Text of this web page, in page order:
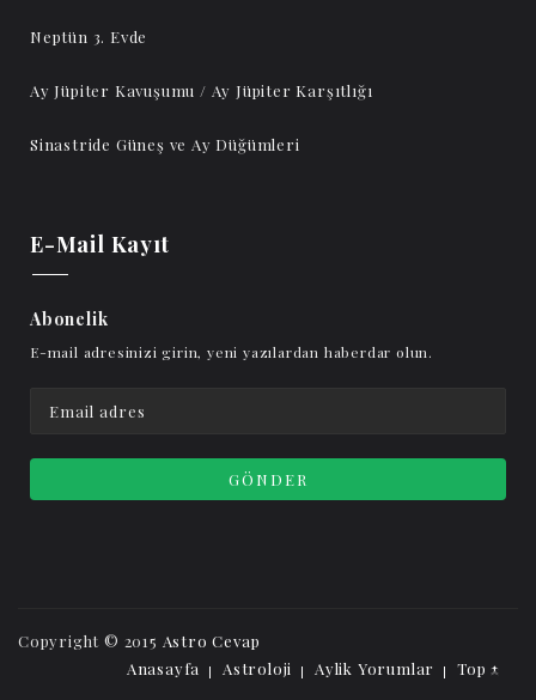
Neptün 3. Evde
Ay Jüpiter Kavuşumu / Ay Jüpiter Karşıtlığı
Sinastride Güneş ve Ay Düğümleri
E-Mail Kayıt
Abonelik
E-mail adresinizi girin, yeni yazılardan haberdar olun.
Copyright © 2015 Astro Cevap
Anasayfa
Astroloji Aylik Yorumlar Top ↑